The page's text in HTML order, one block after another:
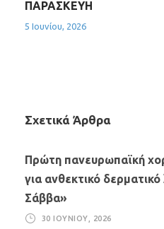
ΠΑΡΑΣΚΕΥΗ
5 Ιουνίου, 2026
Σχετικά Άρθρα
Πρώτη πανευρωπαϊκή
για ανθεκτικό
Σάββα»
30 ΙΟΥΝΊΟΥ, 2026